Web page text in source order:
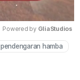
Mute
Powered by GliaStudios
pendengaran hamba